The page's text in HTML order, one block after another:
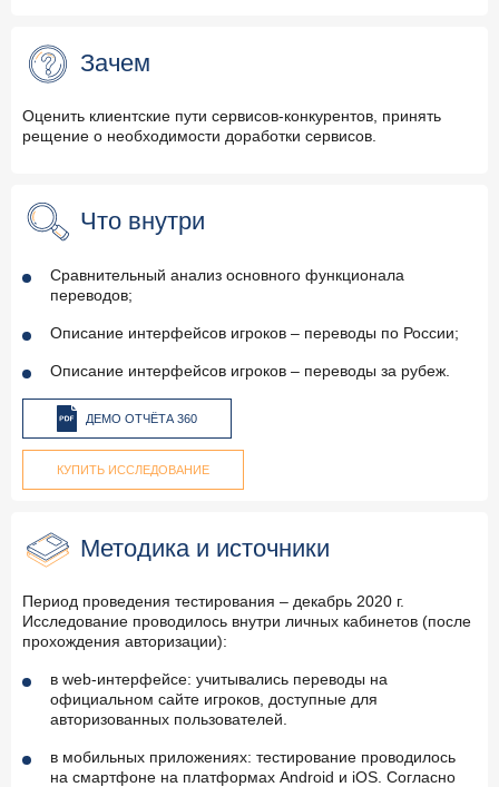
Зачем
Оценить клиентские пути сервисов-конкурентов, принять
рещение о необходимости доработки сервисов.
Что внутри
Сравнительный анализ основного функционала
переводов;
Описание интерфейсов игроков – переводы по России;
Описание интерфейсов игроков – переводы за рубеж.
ДЕМО ОТЧЁТА 360
КУПИТЬ ИССЛЕДОВАНИЕ
Методика и источники
Период проведения тестирования – декабрь 2020 г.
Исследование проводилось внутри личных кабинетов (после
прохождения авторизации):
в web-интерфейсе: учитывались переводы на
официальном сайте игроков, доступные для
авторизованных пользователей.
в мобильных приложениях: тестирование проводилось
на смартфоне на платформах Android и iOS. Согласно